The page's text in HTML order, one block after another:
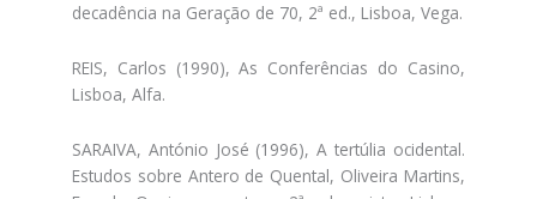
decadência na Geração de 70, 2ª ed., Lisboa, Vega.
REIS, Carlos (1990), As Conferências do Casino,
Lisboa, Alfa.
SARAIVA, António José (1996), A tertúlia ocidental.
Estudos sobre Antero de Quental, Oliveira Martins,